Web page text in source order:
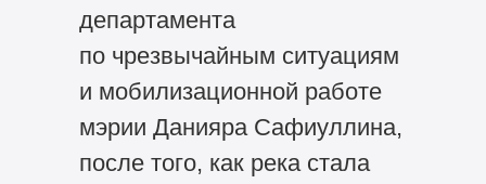
департамента
по чрезвычайным ситуациям
и мобилизационной работе
мэрии Данияра Сафиуллина,
после того, как река стала